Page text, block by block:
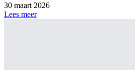
30 maart 2026
Lees meer